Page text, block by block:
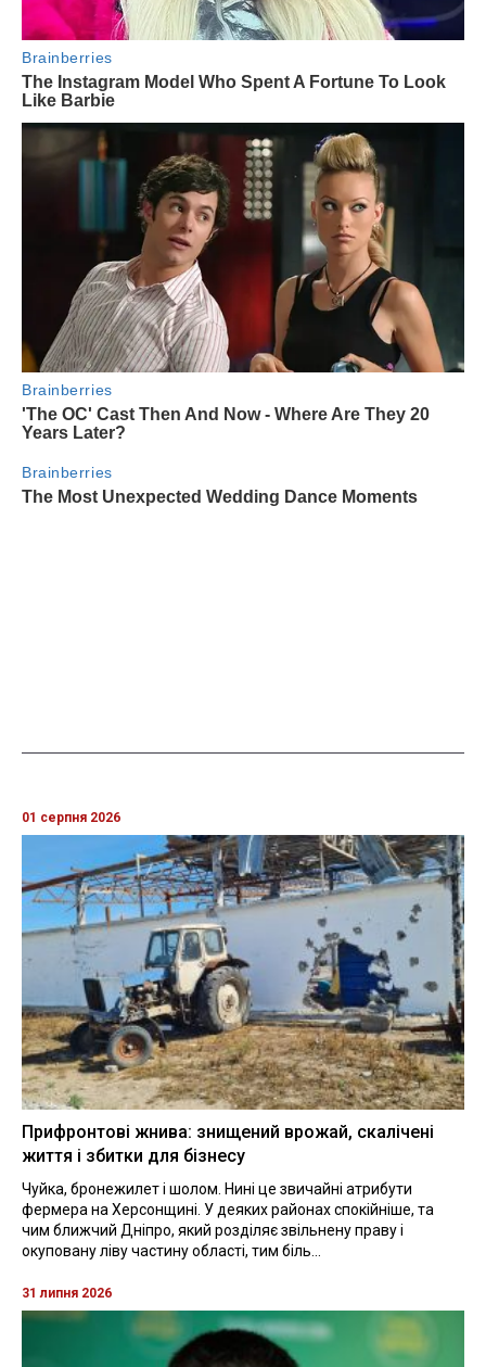
01 серпня 2026
Прифронтові жнива: знищений врожай, скалічені
життя і збитки для бізнесу
Чуйка, бронежилет і шолом. Нині це звичайні атрибути
фермера на Херсонщині. У деяких районах спокійніше, та
чим ближчий Дніпро, який розділяє звільнену праву і
окуповану ліву частину області, тим біль...
31 липня 2026